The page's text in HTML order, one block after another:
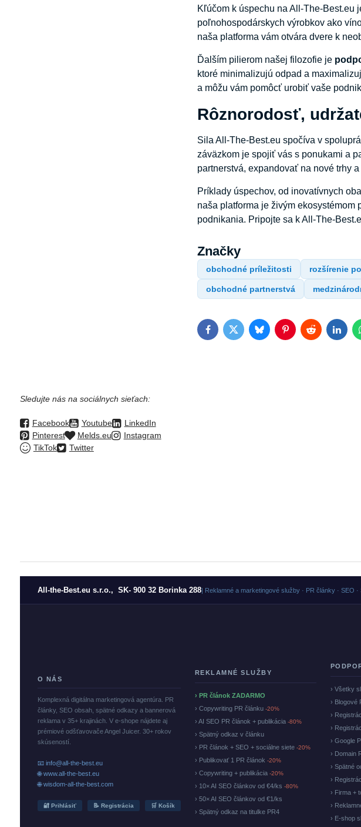
Kľúčom k úspechu na All-The-Best.eu
poľnohospodárskych výrobkov ako
naša platforma vám otvára dvere k
Ďalším pilierom našej filozofie je
ktoré minimalizujú odpad a
a môžu vám pomôcť urobiť vaše
Rôznorodosť,
Sila All-The-Best.eu spočíva v
záväzkom je spojiť vás s ponukami a
partnerstvá, expandovať na nové trhy
Príklady úspechov, od inovatívnych
naša platforma je živým
podnikania. Pripojte sa k All-The-
Značky
obchodné príležitosti rozšírenie
obchodné partnerstvá
FacebookTwitterBlueskyPinterestReddit
Sledujte nás na sociálnych sieťach:
Facebook Youtube
LinkedIn
Pinterest
Melds.eu
Instagram
TikTok
Twitter
All-the-Best.eu s.r.o., SK- 900 32 Borinka 288| Reklamné a marketingové služby · PR články · SEO
O NÁS
Komplexná digitálna marketingová agentúra. PR
články, SEO obsah, spätné odkazy a bannerová
reklama v 35+ krajinách. V e-shope nájdete aj
prémiové odšťavovače Angel Juicer. 30+ rokov
skúseností.
📧 info@all-the-best.eu
🌐 www.all-the-best.eu
🌐 wisdom-all-the-best.com
🔐 Prihlásiť 📝 Registrácia 🛒 Košík
REKLAMNÉ SLUŽBY
› PR článok ZADARMO
› Copywriting PR článku -20%
› AI SEO PR článok + publikácia -80%
› Spätný odkaz v článku
› PR článok + SEO + sociálne siete -20%
› Publikovať 1 PR článok -20%
› Copywriting + publikácia -20%
› 10× AI SEO článkov od €4/ks -80%
› 50× AI SEO článkov od €1/ks
› Spätný odkaz na titulke PR4
› Všetky
› Blogové
›
›
› Google
› Domain
› Spätné
›
› Firma +
›
› E-shop